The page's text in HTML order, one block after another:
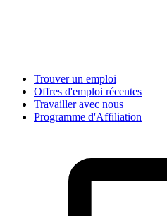
Trouver un emploi
Offres d'emploi récentes
Travailler avec nous
Programme d'Affiliation